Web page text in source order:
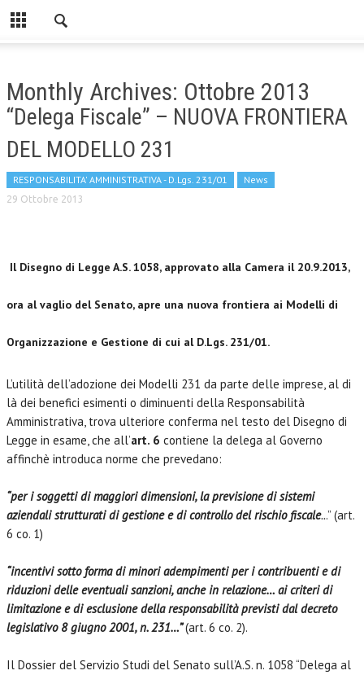
Monthly Archives: Ottobre 2013
“Delega Fiscale” – NUOVA FRONTIERA
DEL MODELLO 231
RESPONSABILITA' AMMINISTRATIVA - D.Lgs. 231/01 News
29 Ottobre 2013
Il Disegno di Legge A.S. 1058, approvato alla Camera il 20.9.2013,
ora al vaglio del Senato, apre una nuova frontiera ai Modelli di
Organizzazione e Gestione di cui al D.Lgs. 231/01.
L’utilità dell’adozione dei Modelli 231 da parte delle imprese, al di
là dei benefici esimenti o diminuenti della Responsabilità
Amministrativa, trova ulteriore conferma nel testo del Disegno di
Legge in esame, che all’art. 6 contiene la delega al Governo
affinchè introduca norme che prevedano:
“per i soggetti di maggiori dimensioni, la previsione di sistemi
aziendali strutturati di gestione e di controllo del rischio fiscale...” (art.
6 co. 1)
“incentivi sotto forma di minori adempimenti per i contribuenti e di
riduzioni delle eventuali sanzioni, anche in relazione… ai criteri di
limitazione e di esclusione della responsabilità previsti dal decreto
legislativo 8 giugno 2001, n. 231…”(art. 6 co. 2).
Il Dossier del Servizio Studi del Senato sull’A.S. n. 1058 “Delega al